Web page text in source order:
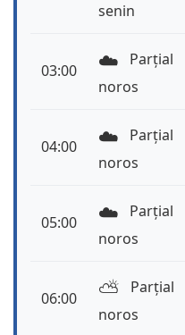
senin
03:00 ☁️
Parțial
noros
04:00 ☁️
Parțial
noros
05:00 ☁️
Parțial
noros
06:00 ⛅️
Parțial
noros